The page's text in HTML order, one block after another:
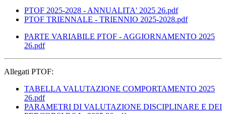
PTOF 2025-2028 - ANNUALITA' 2025 26.pdf
PTOF TRIENNALE - TRIENNIO 2025-2028.pdf
PARTE VARIABILE PTOF - AGGIORNAMENTO 2025
26.pdf
Allegati PTOF:
TABELLA VALUTAZIONE COMPORTAMENTO 2025
26.pdf
PARAMETRI DI VALUTAZIONE DISCIPLINARE E DEI